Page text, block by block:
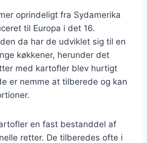
oprindeligt fra Sydamerika
til Europa i det 16.
da har de udviklet sig til en
køkkener, herunder det
med kartofler blev hurtigt
er nemme at tilberede og kan
en fast bestanddel af
retter. De tilberedes ofte i